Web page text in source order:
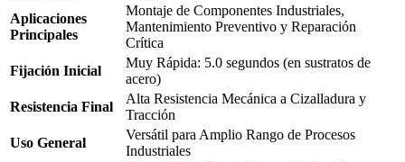
Aplicaciones
Principales
Montaje de Componentes Industriales,
Mantenimiento Preventivo y Reparación
Crítica
Fijación Inicial
Muy Rápida: 5.0 segundos (en sustratos de
acero)
Resistencia Final
Alta Resistencia Mecánica a Cizalladura y
Tracción
Uso General
Versátil para Amplio Rango de Procesos
Industriales